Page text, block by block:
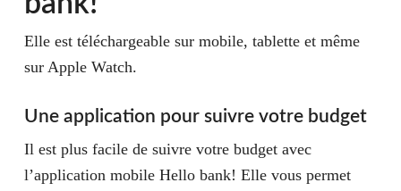
Elle est téléchargeable sur mobile, tablette et même
sur Apple Watch.
Une application pour suivre votre budget
Il est plus facile de suivre votre budget avec
l’application mobile Hello bank! Elle vous permet